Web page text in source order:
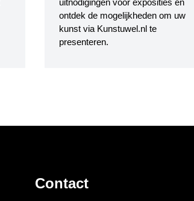
uitnodigingen voor exposities én
ontdek de mogelijkheden om uw
kunst via Kunstuwel.nl te
presenteren.
Contact